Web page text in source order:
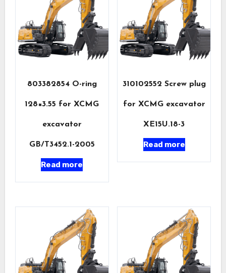
803382854 O-ring
128×3.55 for XCMG
excavator
GB/T3452.1-2005
Read more
310102552 Screw plug
for XCMG excavator
XE15U.18-3
Read more